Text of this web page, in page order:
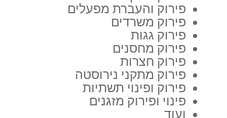
פירוק והעברת מפעלים
פירוק משרדים
פירוק גגות
פירוק מחסנים
פירוק חצרות
פירוק מתקני נירוסטה
פירוק ופינוי תשתיות
פינוי ופירוק מזגנים
ועוד